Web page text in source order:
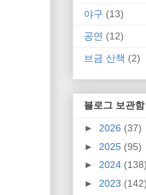
야구 (13)
공연 (12)
브금 산책 (2)
블로그 보관함
► 2026 (37)
► 2025 (95)
► 2024 (138)
► 2023 (142)